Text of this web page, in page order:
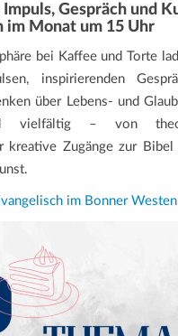
Gespräch und
im Monat um 15 Uhr
bei Kaffee und Torte
inspirierenden
über Lebens- und
vielfältig – von
kreative Zugänge zur
im Bonner Westen